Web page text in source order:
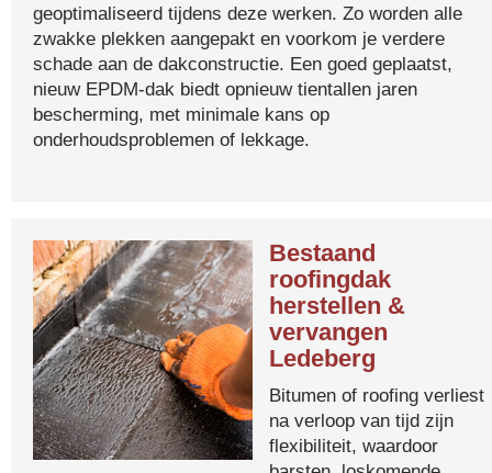
geoptimaliseerd tijdens deze werken. Zo worden alle
zwakke plekken aangepakt en voorkom je verdere
schade aan de dakconstructie. Een goed geplaatst,
nieuw EPDM-dak biedt opnieuw tientallen jaren
bescherming, met minimale kans op
onderhoudsproblemen of lekkage.
Bestaand
roofingdak
herstellen &
vervangen
Ledeberg
Bitumen of roofing verliest
na verloop van tijd zijn
flexibiliteit, waardoor